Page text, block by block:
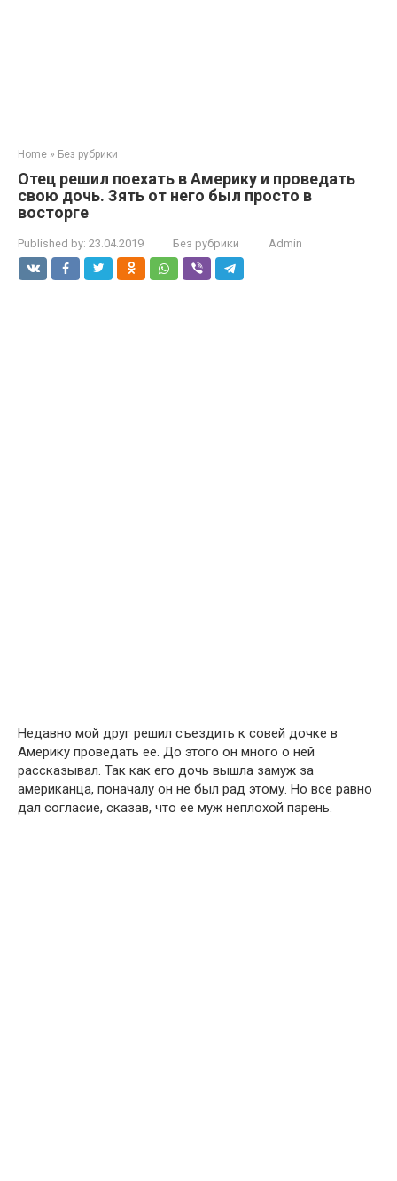
Home » Без рубрики
Отец решил поехать в Америку и проведать
свою дочь. Зять от него был просто в
восторге
Published by: 23.04.2019 Без рубрики Admin
Недавно мой друг решил съездить к совей дочке в
Америку проведать ее. До этого он много о ней
рассказывал. Так как его дочь вышла замуж за
американца, поначалу он не был рад этому. Но все равно
дал согласие, сказав, что ее муж неплохой парень.